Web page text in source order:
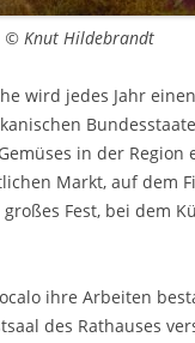
© Knut Hildebrandt
wird jedes Jahr
in der
Markt, auf dem
Fest, bei dem
ihre Arbeiten
des Rathauses